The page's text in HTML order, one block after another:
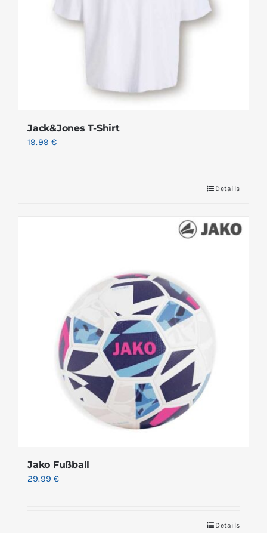
Jack&Jones T-Shirt
19.99€
Details
Jako Fußball
29.99€
Details